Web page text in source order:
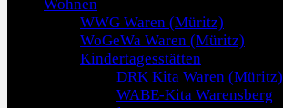
Wohnen
WWG Waren (Müritz)
WoGeWa Waren (Müritz)
Kindertagesstätten
DRK Kita Waren (Müritz)
WABE-Kita Warensberg